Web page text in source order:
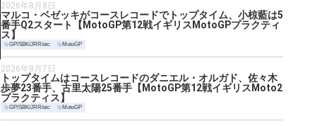
2026年8月8日
マルコ・ベゼッキがコースレコードでトップタイム、小椋藍は5
番手Q2スタート【MotoGP第12戦イギリスMotoGPプラクティ
ス】
GP/SBK/JRR/etc MotoGP
2026年8月7日
トップタイムはコースレコードのダニエル・オルガド、佐々木
歩夢23番手、古里太陽25番手【MotoGP第12戦イギリスMoto2
プラクティス】
GP/SBK/JRR/etc MotoGP